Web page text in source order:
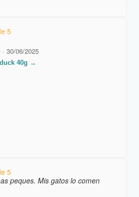
5
· 30/06/2025
40g →
5
peques. Mis gatos lo comen